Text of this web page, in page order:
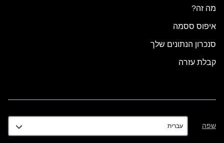
מה זה?
איפוס ססמה
סנכרון הנתונים שלך
קבלת עזרה
שפה
שפה